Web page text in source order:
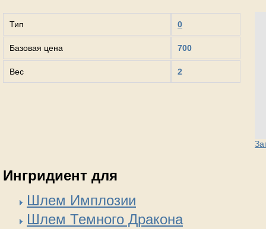
Тип 0
Базовая цена 700
Вес 2
Ингридиент для
Шлем Имплозии
Шлем Темного Дракона